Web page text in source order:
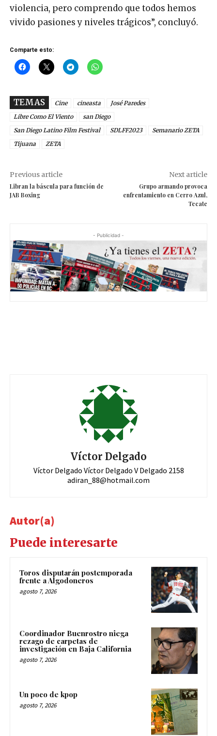
violencia, pero comprendo que todos hemos
vivido pasiones y niveles trágicos”, concluyó.
Comparte esto:
TEMAS Cine cineasta
José Paredes
Libre Como El Viento
san Diego
San Diego Latino Film Festival
SDLFF2023
Semanario ZETA
Tijuana
ZETA
Previous article
Libran la báscula para función de
JAB Boxing
Next article
Grupo armando provoca
enfrentamiento en Cerro Azul,
Tecate
- Publicidad -
Víctor Delgado
Víctor Delgado Víctor Delgado V Delgado 2158
adiran_88@hotmail.com
Autor(a)
Puede interesarte
Toros disputarán postemporada
frente a Algodoneros
agosto 7, 2026
Coordinador Buenrostro niega
rezago de carpetas de
investigación en Baja California
agosto 7, 2026
Un poco de kpop
agosto 7, 2026